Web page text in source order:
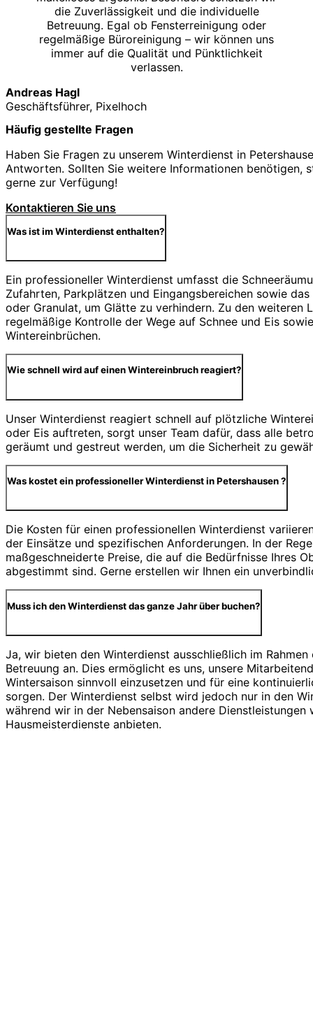
die Zuverlässigkeit und die individuelle
Betreuung. Egal ob Fensterreinigung oder
regelmäßige Büroreinigung – wir können uns
immer auf die Qualität und Pünktlichkeit
verlassen.
Andreas Hagl
Geschäftsführer, Pixelhoch
Häufig gestellte Fragen
Haben Sie Fragen zu unserem Winterdienst in
Antworten. Sollten Sie weitere Informationen benötigen,
gerne zur Verfügung!
Kontaktieren Sie uns
Was ist im Winterdienst enthalten?
Ein professioneller Winterdienst umfasst die
Zufahrten, Parkplätzen und Eingangsbereichen sowie
oder Granulat, um Glätte zu verhindern. Zu den weiteren
regelmäßige Kontrolle der Wege auf Schnee und Eis
Wintereinbrüchen.
Wie schnell wird auf einen Wintereinbruch reagiert?
Unser Winterdienst reagiert schnell auf plötzliche
oder Eis auftreten, sorgt unser Team dafür, dass alle
geräumt und gestreut werden, um die Sicherheit zu
Was kostet ein professioneller Winterdienst in Petershausen ?
Die Kosten für einen professionellen Winterdienst
der Einsätze und spezifischen Anforderungen. In der
maßgeschneiderte Preise, die auf die Bedürfnisse Ihres
abgestimmt sind. Gerne erstellen wir Ihnen ein
Muss ich den Winterdienst das ganze Jahr über buchen?
Ja, wir bieten den Winterdienst ausschließlich im Rahmen
Betreuung an. Dies ermöglicht es uns, unsere
Wintersaison sinnvoll einzusetzen und für eine
sorgen. Der Winterdienst selbst wird jedoch nur in den
während wir in der Nebensaison andere Dienstleistungen
Hausmeisterdienste anbieten.